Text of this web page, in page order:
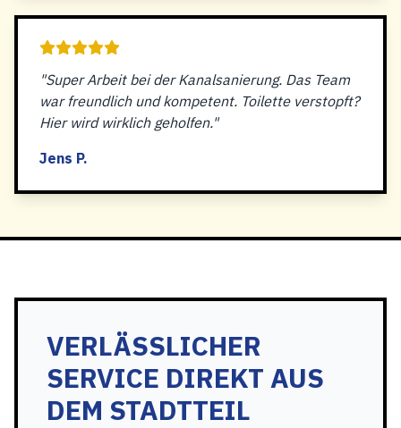
"Super Arbeit bei der Kanalsanierung. Das Team
war freundlich und kompetent. Toilette verstopft?
Hier wird wirklich geholfen."
Jens P.
VERLÄSSLICHER
SERVICE DIREKT AUS
DEM STADTTEIL